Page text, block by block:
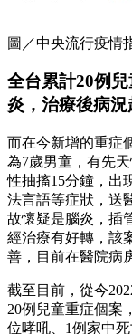
圖／中央流行疫情
全台累計20例
炎，治療後病況
而在今新增的重症
為7歲男童，有先
性抽搐15分鐘，出
法言語等症狀，送
故懷疑是腦炎，插
經治療有好轉，該
善，目前在醫院病
截至目前，從今
20例兒童重症個案
位哮吼、1例家中